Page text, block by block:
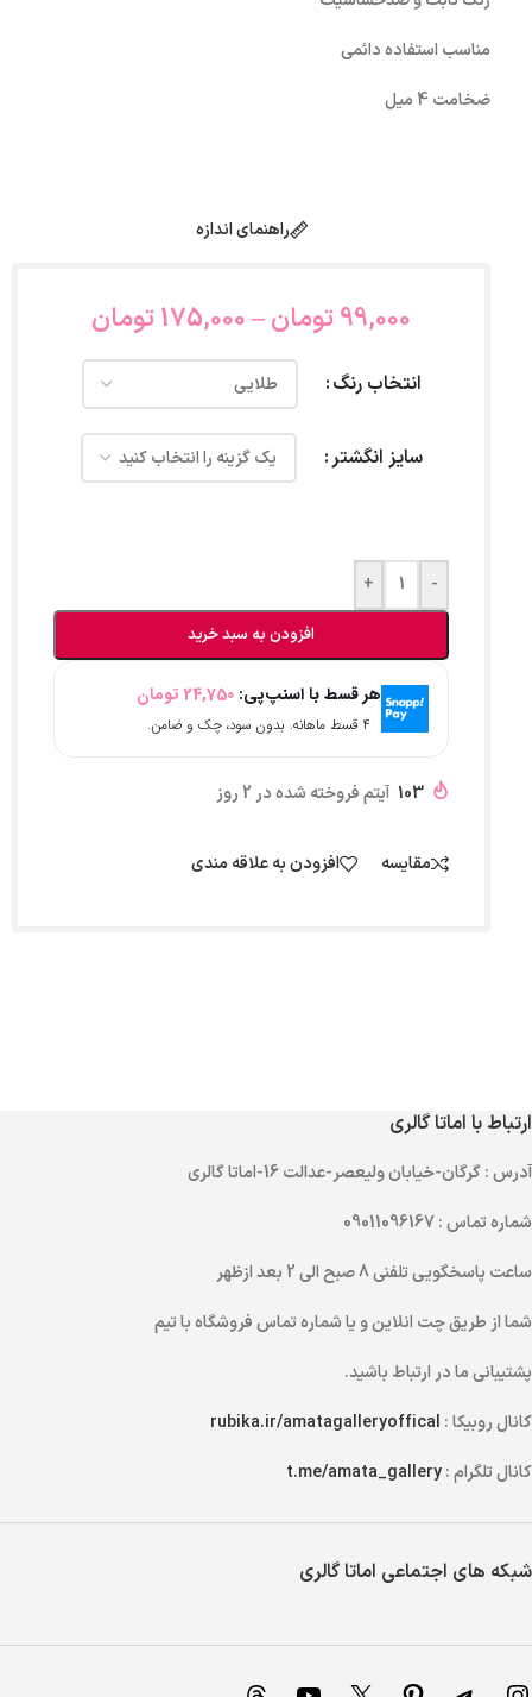
مناسب استفاده دائمی
ضخامت 4 میل
راهنمای اندازه
99,000تومان–
175,000تومان
انتخاب رنگ
سایز انگشتر
-
+
افزودن به سبد خرید
هر قسط با اسنپ‌پی: 24,750 تومان
۴ قسط ماهانه. بدون سود، چک و ضامن.
103 آیتم فروخته شده در 2 روز
مقایسه افزودن به علاقه مندی
ارتباط با اماتا گالری
آدرس: گرگان-خیابان ولیعصر-عدالت 16-اماتا گالری
شماره تماس: 09011096167
ساعت پاسخگویی تلفنی
شما از طریقچت انلاینو یاشماره تماسفروشگاه با تیم
پشتیبانی ما در ارتباط باشید.
کانال روبیکا : rubika.ir/amatagalleryoffical
کانال تلگرام :t.me/amata_gallery
شبکه های اجتماعی اماتا گالری